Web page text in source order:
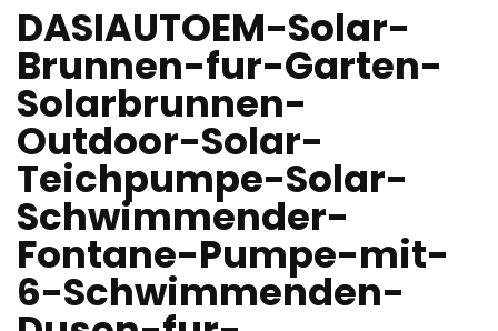
DASIAUTOEM-Solar-
Brunnen-fur-Garten-
Solarbrunnen-
Outdoor-Solar-
Teichpumpe-Solar-
Schwimmender-
Fontane-Pumpe-mit-
6-Schwimmenden-